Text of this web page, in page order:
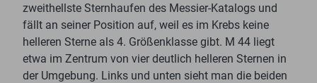
zweithellste Sternhaufen des Messier-Katalogs und
fällt an seiner Position auf, weil es im Krebs keine
helleren Sterne als 4. Größenklasse gibt. M 44 liegt
etwa im Zentrum von vier deutlich helleren Sternen in
der Umgebung. Links und unten sieht man die beiden